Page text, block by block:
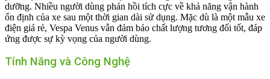
dưỡng. Nhiều người dùng phản hồi tích cực về khả năng vận hành
ổn định của xe sau một thời gian dài sử dụng. Mặc dù là một mẫu xe
điện giá rẻ, Vespa Venus vẫn đảm bảo chất lượng tương đối tốt, đáp
ứng được sự kỳ vọng của người dùng.
Tính Năng và Công Nghệ